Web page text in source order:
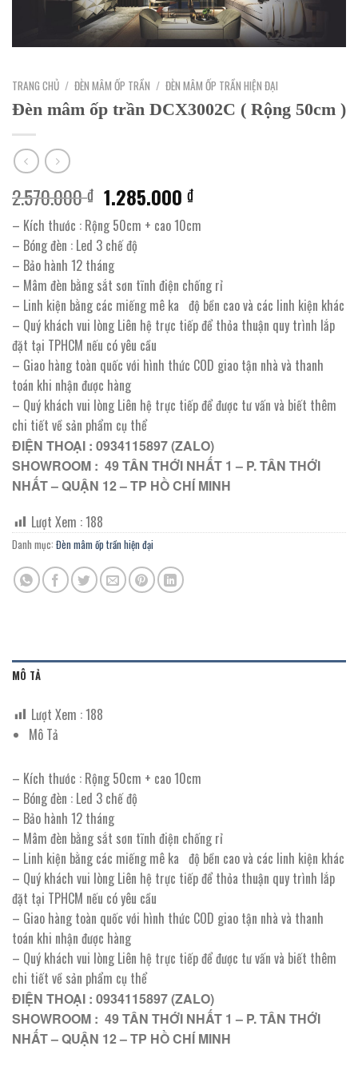
TRANG CHỦ / ĐÈN MÂM ỐP TRẦN / ĐÈN MÂM ỐP TRẦN HIỆN ĐẠI
Đèn mâm ốp trần DCX3002C ( Rộng 50cm )
2.570.000₫ Giá
gốc
là:
2.570.000 ₫.
1.285.000₫Giá
tại
1.285.000 ₫.
– Kích thước : Rộng 50cm + cao 10cm
– Bóng đèn : Led 3 chế độ
– Bảo hành 12 tháng
– Mâm đèn bằng sắt sơn tĩnh điện chống rỉ
– Linh kiện bằng các miếng mê ka độ bền cao và các linh kiện khác
– Quý khách vui lòng Liên hệ trực tiếp để thỏa thuận quy trình lắp
đặt tại TPHCM nếu có yêu cầu
– Giao hàng toàn quốc với hình thức COD giao tận nhà và thanh
toán khi nhận được hàng
– Quý khách vui lòng Liên hệ trực tiếp để được tư vấn và biết thêm
chi tiết về sản phẩm cụ thể
ĐIỆN THOẠI : 0934115897 (ZALO)
SHOWROOM : 49 TÂN THỚI NHẤT 1 – P. TÂN THỚI
NHẤT – QUẬN 12 – TP HỒ CHÍ MINH
Lượt Xem :188
Danh mục: Đèn mâm ốp trần hiện đại
MÔ TẢ
Lượt Xem :188
Mô Tả
– Kích thước : Rộng 50cm + cao 10cm
– Bóng đèn : Led 3 chế độ
– Bảo hành 12 tháng
– Mâm đèn bằng sắt sơn tĩnh điện chống rỉ
– Linh kiện bằng các miếng mê ka độ bền cao và các linh kiện khác
– Quý khách vui lòng Liên hệ trực tiếp để thỏa thuận quy trình lắp
đặt tại TPHCM nếu có yêu cầu
– Giao hàng toàn quốc với hình thức COD giao tận nhà và thanh
toán khi nhận được hàng
– Quý khách vui lòng Liên hệ trực tiếp để được tư vấn và biết thêm
chi tiết về sản phẩm cụ thể
ĐIỆN THOẠI : 0934115897 (ZALO)
SHOWROOM : 49 TÂN THỚI NHẤT 1 – P. TÂN THỚI
NHẤT – QUẬN 12 – TP HỒ CHÍ MINH